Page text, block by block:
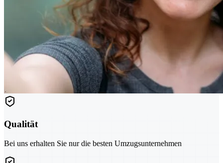
Qualität
Bei uns erhalten Sie nur die besten Umzugsunternehmen